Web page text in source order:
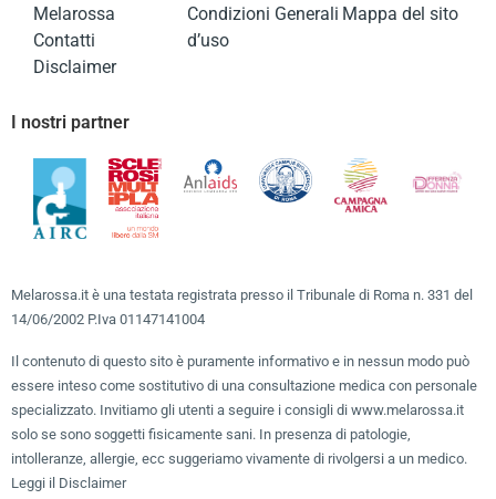
Melarossa
Contatti
Disclaimer
Condizioni Generali
d’uso
Mappa del sito
I nostri partner
Melarossa.it è una testata registrata presso il Tribunale di Roma n. 331 del
14/06/2002 P.Iva 01147141004
Il contenuto di questo sito è puramente informativo e in nessun modo può
essere inteso come sostitutivo di una consultazione medica con personale
specializzato. Invitiamo gli utenti a seguire i consigli di www.melarossa.it
solo se sono soggetti fisicamente sani. In presenza di patologie,
intolleranze, allergie, ecc suggeriamo vivamente di rivolgersi a un medico.
Leggi il Disclaimer